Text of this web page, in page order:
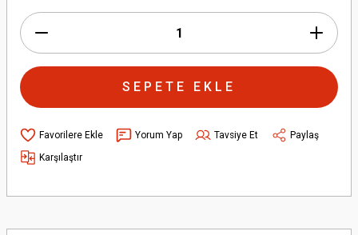
SEPETE EKLE
Yorum Yap Tavsiye Et
Paylaş
Karşılaştır